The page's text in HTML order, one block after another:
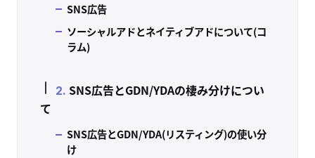
SNS広告
ソーシャルアドとネイティブアドについて(コ
ラム)
SNS広告とGDN/YDAの棲み分けについ
て
SNS広告とGDN/YDA(リスティング)の使い分
け